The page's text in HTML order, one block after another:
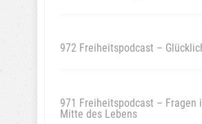
972 Freiheitspodcast –
971 Freiheitspodcast – Fragen
Mitte des Lebens